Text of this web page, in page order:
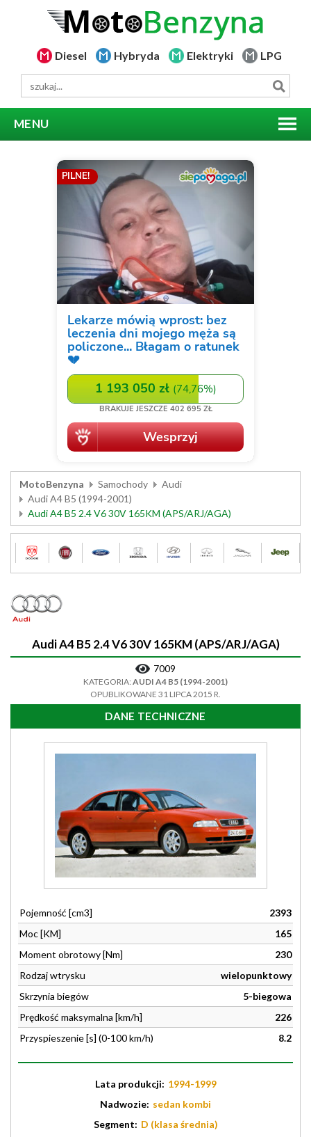
Diesel Hybryda Elektryki LPG
MENU
MotoBenzyna Samochody
Audi
Audi A4 B5 (1994-2001)
Audi A4 B5 2.4 V6 30V 165KM (APS/ARJ/AGA)
Audi A4 B5 2.4 V6 30V 165KM (APS/ARJ/AGA)
7009
KATEGORIA: AUDI A4 B5 (1994-2001)
OPUBLIKOWANE 31 LIPCA 2015 R.
DANE TECHNICZNE
Pojemność [cm3]
2393
Moc [KM]
165
Moment obrotowy [Nm]
230
Rodzaj wtrysku
wielopunktowy
Skrzynia biegów
5-biegowa
Prędkość maksymalna [km/h]
226
Przyspieszenie [s] (0-100 km/h)
8.2
Lata produkcji: 1994-1999
Nadwozie: sedan kombi
Segment: D (klasa średnia)